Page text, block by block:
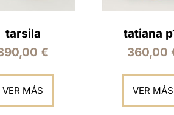
tarsila
€
VER MÁS
tatiana
360,00
VER MÁS